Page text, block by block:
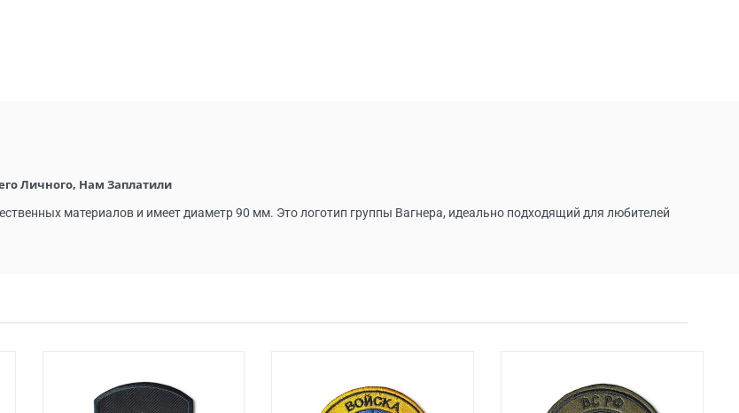
Личного, Нам Заплатили
материалов и имеет диаметр 90 мм. Это логотип группы Вагнера, идеально подходящий для любителей